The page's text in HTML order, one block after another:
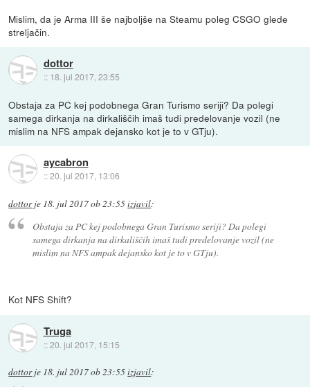
Mislim, da je Arma III še najboljše na Steamu poleg CSGO glede
streljačin.
dottor
:: 18. jul 2017, 23:55
Obstaja za PC kej podobnega Gran Turismo seriji? Da polegi
samega dirkanja na dirkališčih imaš tudi predelovanje vozil (ne
mislim na NFS ampak dejansko kot je to v GTju).
aycabron
::20. jul 2017, 13:06
dottorje 18. jul 2017 ob 23:55izjavil:
Obstaja za PC kej podobnega Gran Turismo seriji? Da polegi
samega dirkanja na dirkališčih imaš tudi predelovanje vozil (ne
mislim na NFS ampak dejansko kot je to v GTju).
Kot NFS Shift?
Truga
::20. jul 2017, 15:15
dottorje 18. jul 2017 ob 23:55izjavil: